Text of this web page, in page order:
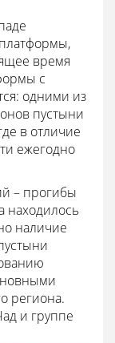
время
с
одними из
пустыни
в отличие
ежегодно
– прогибы
находилось
наличие
региона.
и группе